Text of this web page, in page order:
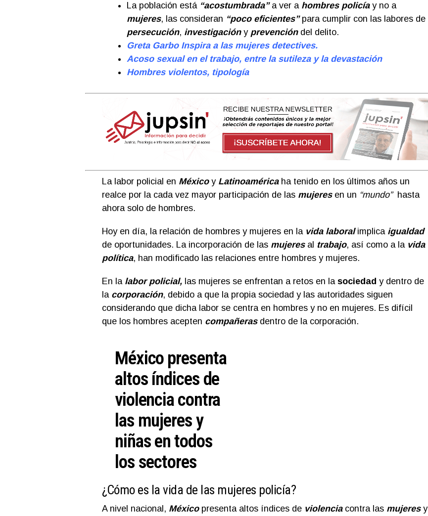
La población está “acostumbrada”a ver a hombres policía y no a
mujeres, las consideran “poco eficientes”para cumplir con las labores de
persecución, investigación y prevencióndel delito.
Greta Garbo Inspira a las mujeres detectives.
Acoso sexual en el trabajo, entre la sutileza y la devastación
Hombres violentos, tipología
La labor policial en México y Latinoaméricaha tenido en los últimos años un
realce por la cada vez mayor participación de las mujeres en un “mundo”hasta
ahora solo de hombres.
Hoy en día, la relación de hombres y mujeres en la vida laboralimplica igualdad
de oportunidades. La incorporación de las mujeresal trabajo, así como a la vida
política, han modificado las relaciones entre hombres y mujeres.
En lalabor policial,las mujeres se enfrentan a retos en la sociedad y dentro de
la corporación, debido a que la propia sociedad y las autoridades siguen
considerando que dicha labor se centra en hombres y no en mujeres. Es difícil
que los hombres acepten compañerasdentro de la corporación.
México presenta
altos índices de
violencia contra
las mujeres y
niñas en todos
los sectores
¿Cómo es la vida de las mujeres policía?
A nivel nacional, México presenta altos índices de violenciacontra las mujeresy